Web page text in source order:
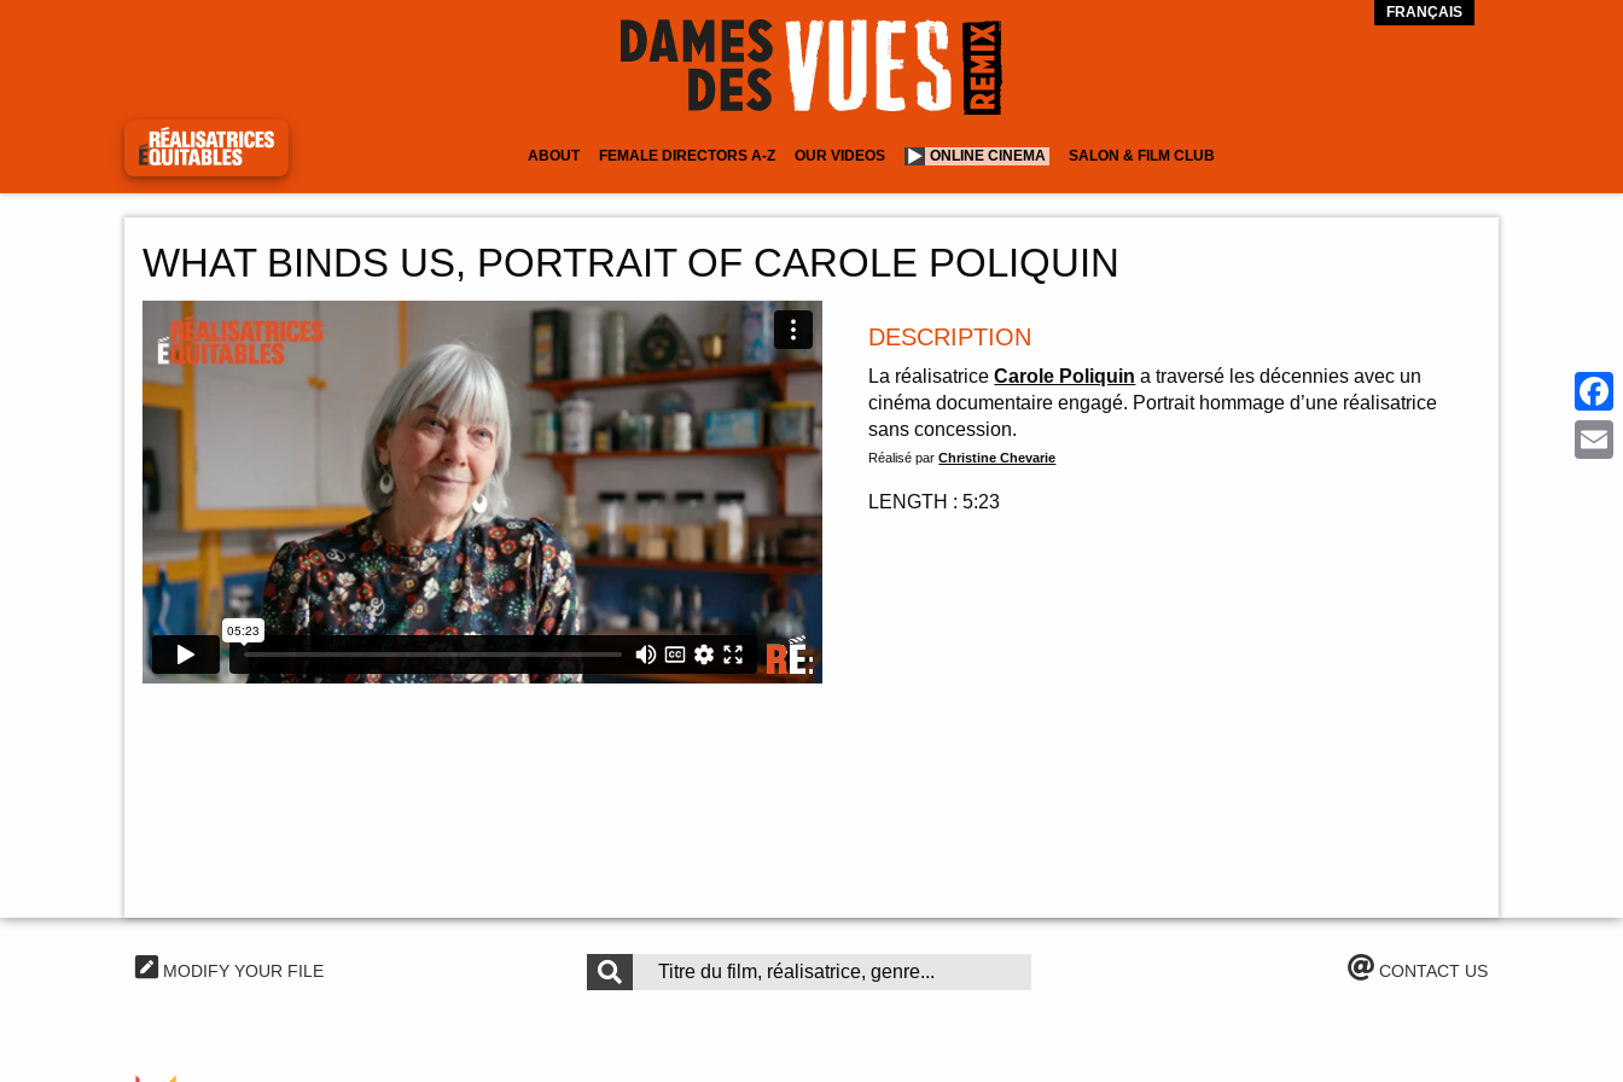
FRANÇAIS
ABOUT FEMALE DIRECTORS A-Z OUR VIDEOS ONLINE CINEMA SALON & FILM CLUB
WHAT BINDS US, PORTRAIT OF CAROLE POLIQUIN
DESCRIPTION
La réalisatriceCarole Poliquin a traversé les décennies avec un
cinéma documentaire engagé. Portrait hommage d’une réalisatrice
sans concession.
Réalisé parChristine Chevarie
LENGTH : 5:23
MODIFY YOUR FILE CONTACT US